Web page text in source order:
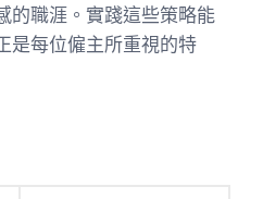
的職涯。實踐這些策略能
是每位僱主所重視的特